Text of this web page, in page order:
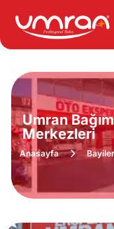
Umran
Merkezleri
Anasayfa